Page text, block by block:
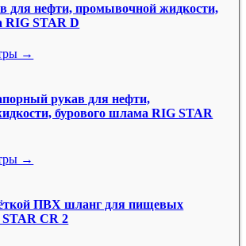
для нефти, промывочной жидкости,
RIG STAR D
→
рукав для нефти,
бурового шлама RIG STAR
→
ПВХ шланг для пищевых
CR 2